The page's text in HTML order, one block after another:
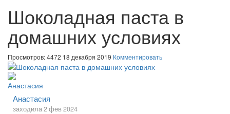
Шоколадная паста в
домашних условиях
Просмотров: 4472 18 декабря 2019 Комментировать
Анастасия
заходила 2 фев 2024